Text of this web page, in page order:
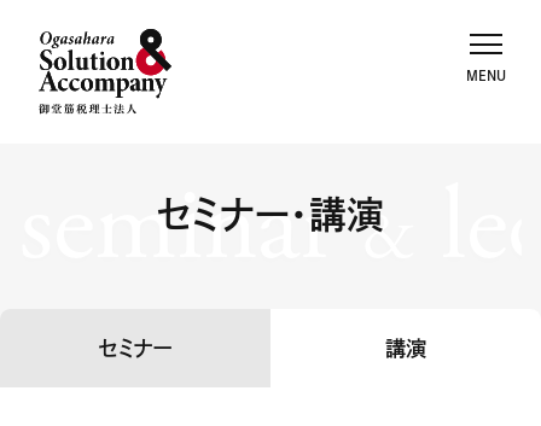
セミナー・講演
seminar&
セミナー 講演